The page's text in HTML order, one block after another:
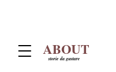
ABOUT
storie da gustare